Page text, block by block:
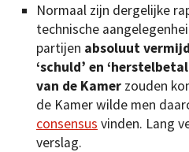
Normaal zijn dergelijke
technische
partijen absoluut
‘schuld’ en
van de Kamer zouden
de Kamer wilde men
consensus vinden. Lang
verslag.